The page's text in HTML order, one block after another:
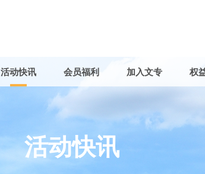
活动快讯 会员福利 加入文专 权
活动快讯